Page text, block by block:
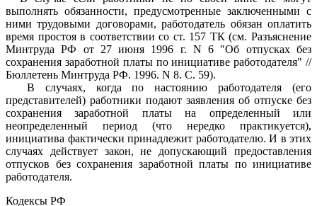
выполнять обязанности, предусмотренные заключенными с
ними трудовыми договорами, работодатель обязан оплатить
время простоя в соответствии со ст. 157 ТК (см. Разъяснение
Минтруда РФ от 27 июня 1996 г. N 6 "Об отпусках без
сохранения заработной платы по инициативе работодателя" //
Бюллетень Минтруда РФ. 1996. N 8. С. 59).
В случаях, когда по настоянию работодателя (его
представителей) работники подают заявления об отпуске без
сохранения заработной платы на определенный или
неопределенный период (что нередко практикуется),
инициатива фактически принадлежит работодателю. И в этих
случаях действует закон, не допускающий предоставления
отпусков без сохранения заработной платы по инициативе
работодателя.
Кодексы РФ